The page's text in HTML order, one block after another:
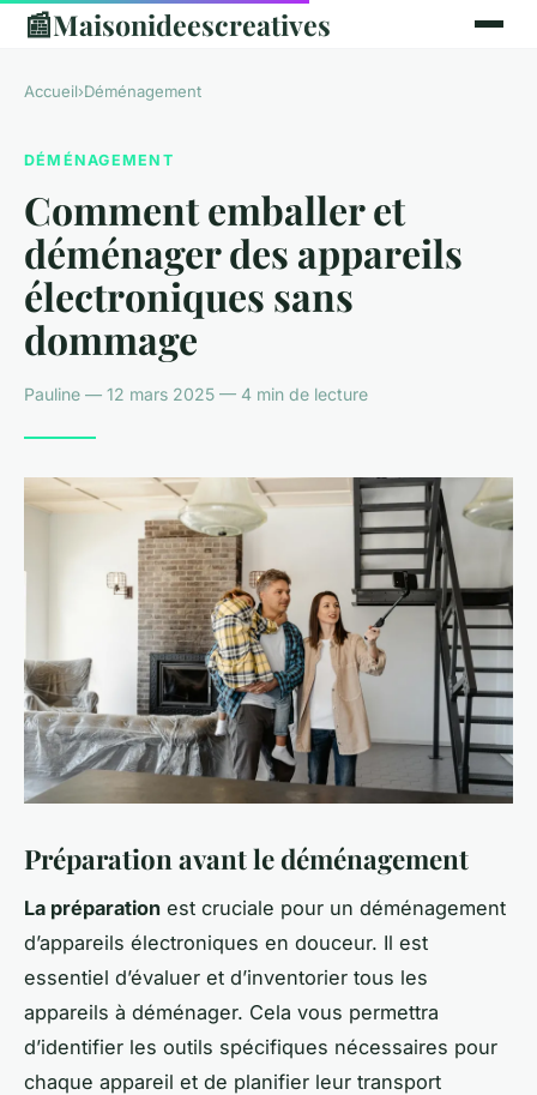
📰Maisonideescreatives
Accueil›Déménagement
DÉMÉNAGEMENT
Comment emballer et
déménager des appareils
électroniques sans
dommage
Pauline — 12 mars 2025 — 4 min de lecture
Préparation avant le déménagement
La préparation est cruciale pour un déménagement
d’appareils électroniques en douceur. Il est
essentiel d’évaluer et d’inventorier tous les
appareils à déménager. Cela vous permettra
d’identifier les outils spécifiques nécessaires pour
chaque appareil et de planifier leur transport